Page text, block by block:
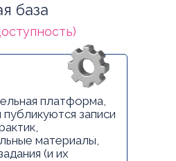
база
платформа,
записи
материалы,
(и их